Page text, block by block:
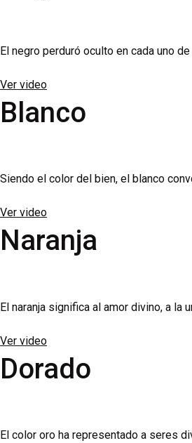
El negro perduró oculto en cada uno
Ver video
Blanco
Siendo el color del bien, el blanco
Ver video
Naranja
El naranja significa al amor divino, a la
Ver video
Dorado
El color oro ha representado a seres